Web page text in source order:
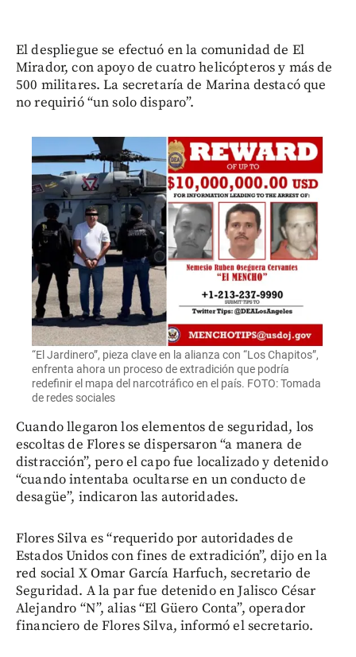
El despliegue se efectuó en la comunidad de El
Mirador, con apoyo de cuatro helicópteros y más de
500 militares. La secretaría de Marina destacó que
no requirió “un solo disparo”.
“El Jardinero”, pieza clave en la alianza con “Los Chapitos”,
enfrenta ahora un proceso de extradición que podría
redefinir el mapa del narcotráfico en el país. FOTO: Tomada
de redes sociales
Cuando llegaron los elementos de seguridad, los
escoltas de Flores se dispersaron “a manera de
distracción”, pero el capo fue localizado y detenido
“cuando intentaba ocultarse en un conducto de
desagüe”, indicaron las autoridades.
Flores Silva es “requerido por autoridades de
Estados Unidos con fines de extradición”, dijo en la
red social X Omar García Harfuch, secretario de
Seguridad. A la par fue detenido en Jalisco César
Alejandro “N”, alias “El Güero Conta”, operador
financiero de Flores Silva, informó el secretario.